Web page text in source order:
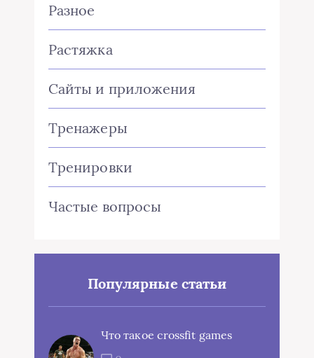
Разное
Растяжка
Сайты и приложения
Тренажеры
Тренировки
Частые вопросы
Популярные статьи
Что такое crossfit games